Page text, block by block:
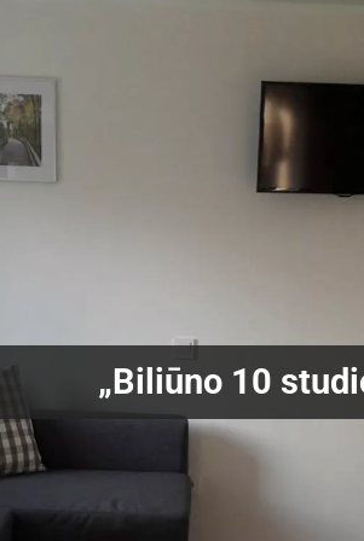
„Biliūno 10